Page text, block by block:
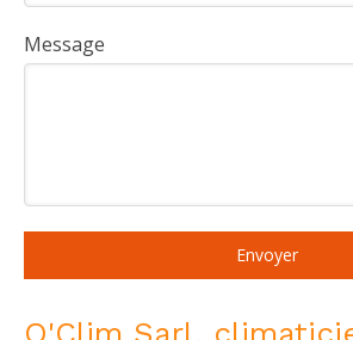
Message
Envoyer